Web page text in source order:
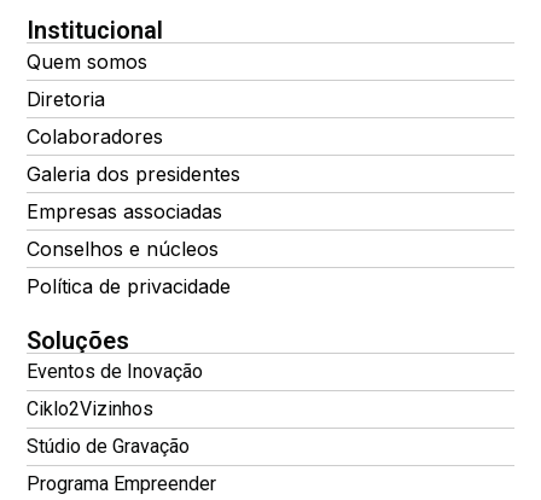
Institucional
Quem somos
Diretoria
Colaboradores
Galeria dos presidentes
Empresas associadas
Conselhos e núcleos
Política de privacidade
Soluções
Eventos de Inovação
Ciklo2Vizinhos
Stúdio de Gravação
Programa Empreender